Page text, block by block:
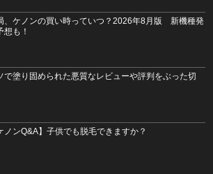
、ケノンの買い時っていつ？2026年8月版 新機種発
想も！
で塗り固められた悪質なレビューや評判をぶった切
ノンQ&A】子供でも脱毛できますか？